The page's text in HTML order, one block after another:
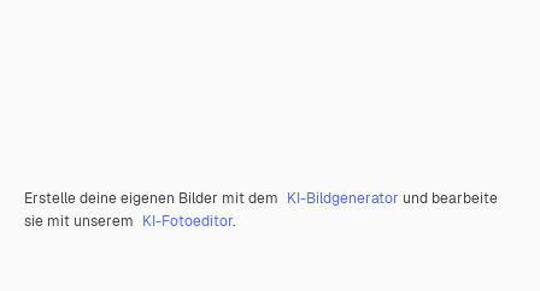
Erstelle deine eigenen Bilder mit dem KI-Bildgenerator und bearbeite
sie mit unserem KI-Fotoeditor.